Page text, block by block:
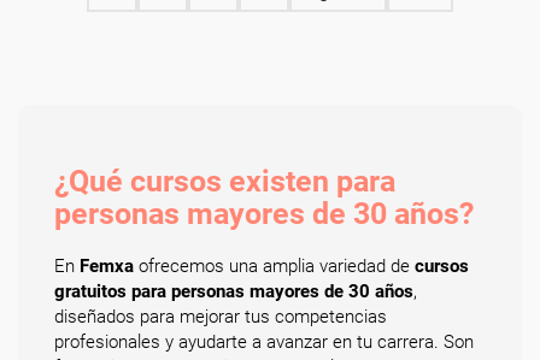
¿Qué cursos existen para
personas mayores de 30 años?
En Femxa ofrecemos una amplia variedad de cursos
gratuitos para personas mayores de 30 años,
diseñados para mejorar tus competencias
profesionales y ayudarte a avanzar en tu carrera. Son